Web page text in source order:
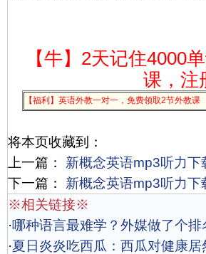
【牛】2天记住4000
课，注
【福利】英语外教一对一，免费领取2节外教课
将本页收藏到：
上一篇：
新概念英语mp3听力
下一篇：
新概念英语mp3听力
※相关链接※
·哪种语言最难学？外媒做了个排
·夏日炎炎吃西瓜：西瓜对健康居